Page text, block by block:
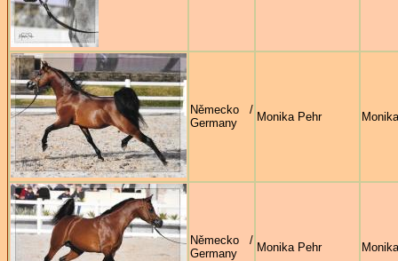
Německo /
Germany
Monika Pehr
Německo /
Germany
Monika Pehr